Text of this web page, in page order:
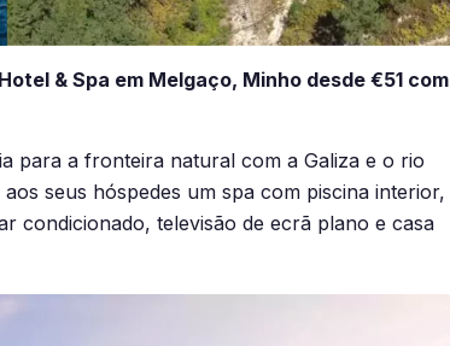
& Spa em Melgaço, Minho desde €51 com
para a fronteira natural com a Galiza e o rio
seus hóspedes um spa com piscina interior,
condicionado, televisão de ecrã plano e casa